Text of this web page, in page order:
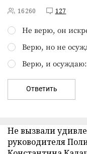
16260 127
Не верю, он
Верю, но не
Верю, и
Ответить
Не вызвали
руководителя